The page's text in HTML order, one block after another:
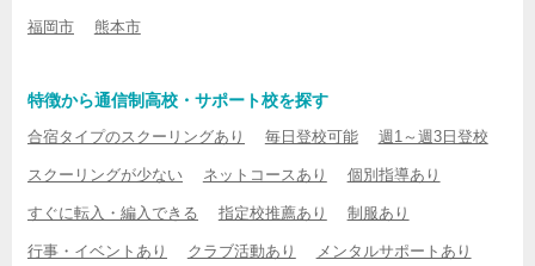
福岡市 熊本市
特徴から通信制高校・サポート校を探す
合宿タイプのスクーリングあり 毎日登校可能 週1～週3日登校
スクーリングが少ない ネットコースあり 個別指導あり
すぐに転入・編入できる 指定校推薦あり 制服あり
行事・イベントあり クラブ活動あり メンタルサポートあり